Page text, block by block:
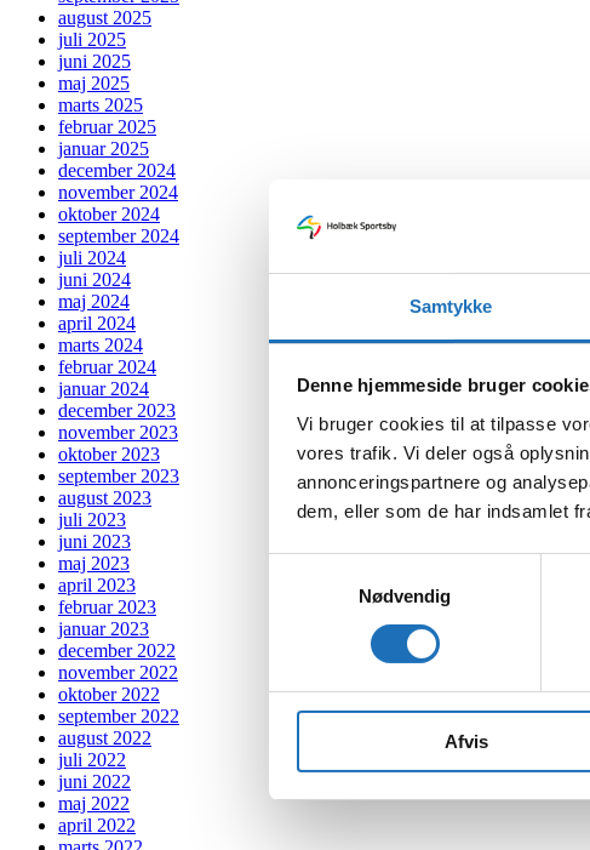
Samtykke
Denne hjemmeside bruger
Vi bruger cookies til at tilpasse
vores trafik. Vi deler også
annonceringspartnere og
dem, eller som de har indsamlet
Nødvendig
Afvis
august 2025
juli 2025
juni 2025
maj 2025
marts 2025
februar 2025
januar 2025
december 2024
november 2024
oktober 2024
september 2024
juli 2024
juni 2024
maj 2024
april 2024
marts 2024
februar 2024
januar 2024
december 2023
november 2023
oktober 2023
september 2023
august 2023
juli 2023
juni 2023
maj 2023
april 2023
februar 2023
januar 2023
december 2022
november 2022
oktober 2022
september 2022
august 2022
juli 2022
juni 2022
maj 2022
april 2022